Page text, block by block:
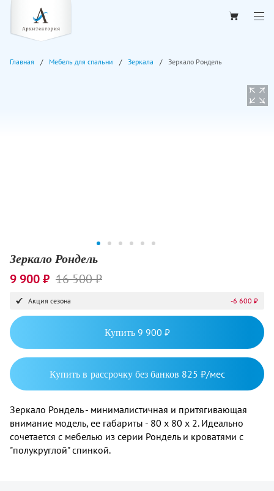
Главная Мебель для спальни Зеркала Зеркало Рондель
Зеркало Рондель
9 900 ₽ 16 500 ₽
Акция сезона -6 600 ₽
Купить 9 900 ₽
Купить в рассрочку без банков 825 ₽/мес
Зеркало Рондель - минималистичная и притягивающая
внимание модель, ее габариты - 80 х 80 х 2. Идеально
сочетается с мебелью из серии Рондель и кроватями с
"полукруглой" спинкой.